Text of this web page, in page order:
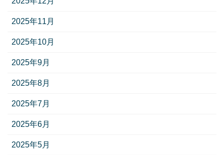
2025年11月
2025年10月
2025年9月
2025年8月
2025年7月
2025年6月
2025年5月